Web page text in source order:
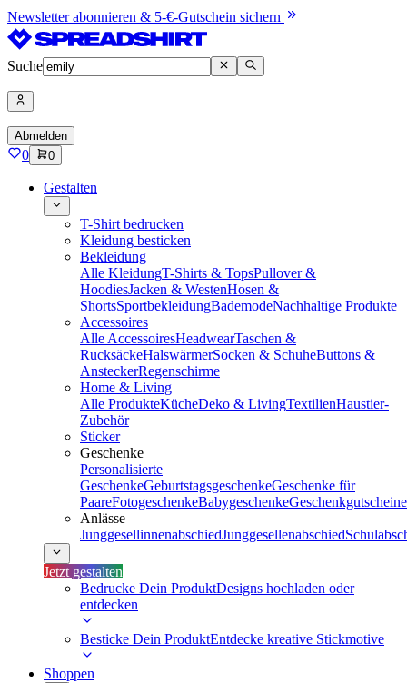
Newsletter abonnieren & 5-€-Gutschein sichern
Suche
Abmelden
0 0
Gestalten
T-Shirt bedrucken
Kleidung besticken
Bekleidung
Alle KleidungT-Shirts & TopsPullover &
HoodiesJacken & WestenHosen &
ShortsSportbekleidungBademodeNachhaltige Produkte
Accessoires
Alle AccessoiresHeadwearTaschen &
RucksäckeHalswärmerSocken & SchuheButtons &
AnsteckerRegenschirme
Home & Living
Alle ProdukteKücheDeko & LivingTextilienHaustier-
Zubehör
Sticker
Geschenke
Personalisierte
GeschenkeGeburtstagsgeschenkeGeschenke für
PaareFotogeschenkeBabygeschenkeGeschenkgutscheine
Anlässe
JunggesellinnenabschiedJunggesellenabschied
Jetzt gestalten
Bedrucke Dein ProduktDesigns hochladen oder
entdecken
Besticke Dein ProduktEntdecke kreative Stickmotive
Shoppen